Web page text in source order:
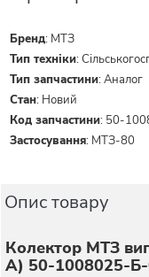
Бренд: МТЗ
Тип техніки:
Тип запчастини:Аналог
Стан: Новий
Код запчастини: 50-
Застосування: МТЗ-80
Опис товару
Колектор МТЗ
А) 50-1008025-